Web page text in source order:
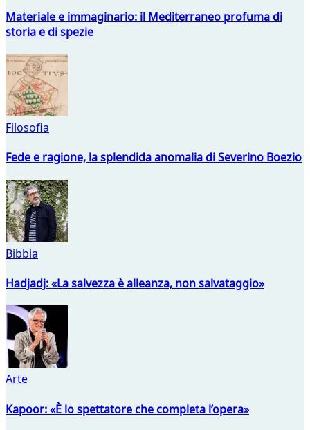
Materiale e immaginario: il Mediterraneo profuma di
storia e di spezie
Filosofia
Fede e ragione, la splendida anomalia di Severino Boezio
Bibbia
Hadjadj: «La salvezza è alleanza, non salvataggio»
Arte
Kapoor: «È lo spettatore che completa l’opera»